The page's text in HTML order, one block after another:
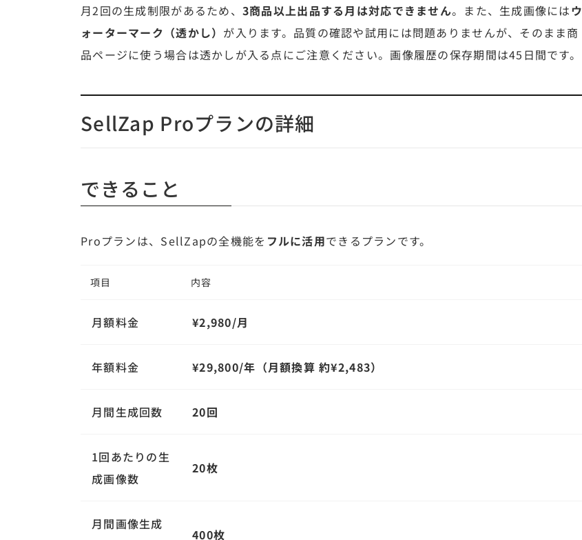
月2回の生成制限があるため、 3商品以上出品する月は対応できません。また、生成画像にはウ
ォーターマーク（透かし） が入ります。品質の確認や試用には問題ありませんが、そのまま商
品ページに使う場合は透かしが入る点にご注意ください。画像履歴の保存期間は45日間です。
SellZap Proプランの詳細
できること
Proプランは、SellZapの全機能を フルに活用できるプランです。
項目 内容
月額料金 ¥2,980/月
年額料金 ¥29,800/年（月額換算 約¥2,483）
月間生成回数 20回
1回あたりの生
成画像数
20枚
月間画像生成
400枚